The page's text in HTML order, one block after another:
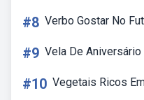
#8 Verbo Gostar No
#9 Vela De Aniversário
#10 Vegetais Ricos